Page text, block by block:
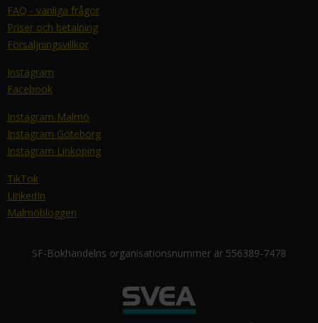
FAQ - vanliga frågor
Priser och betalning
Försäljningsvillkor
Instagram
Facebook
Instagram Malmö
Instagram Göteborg
Instagram Linköping
TikTok
LinkedIn
Malmöbloggen
SF-Bokhandelns organisationsnummer är 556389-7478